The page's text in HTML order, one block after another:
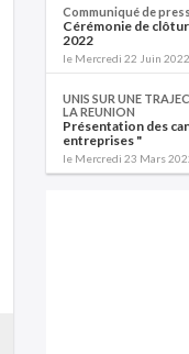
Communiqué de
Cérémonie de
2022
le Mercredi 22 Juin 2022
UNIS SUR UNE
LA REUNION
Présentation des
entreprises "
le Mercredi 23 Mars